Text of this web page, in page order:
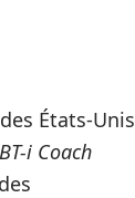
États-Unis
i Coach